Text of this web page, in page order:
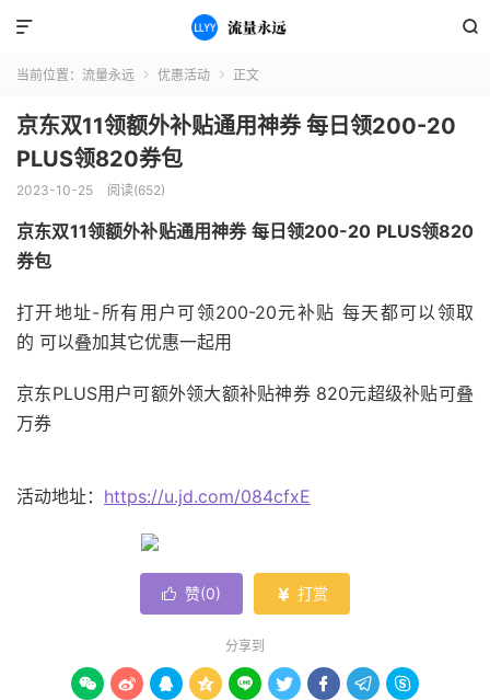


当前位置： 流量永远  优惠活动  正文
京东双11领额外补贴通用神券 每日领200-20
PLUS领820券包
2023-10-25 阅读(652)
京东双11领额外补贴通用神券 每日领200-20 PLUS领820
券包
打开地址-所有用户可领200-20元补贴 每天都可以领取
的 可以叠加其它优惠一起用
京东PLUS用户可额外领大额补贴神券 820元超级补贴可叠
万券
活动地址： https://u.jd.com/084cfxE
 赞(0)  打赏
分享到
        